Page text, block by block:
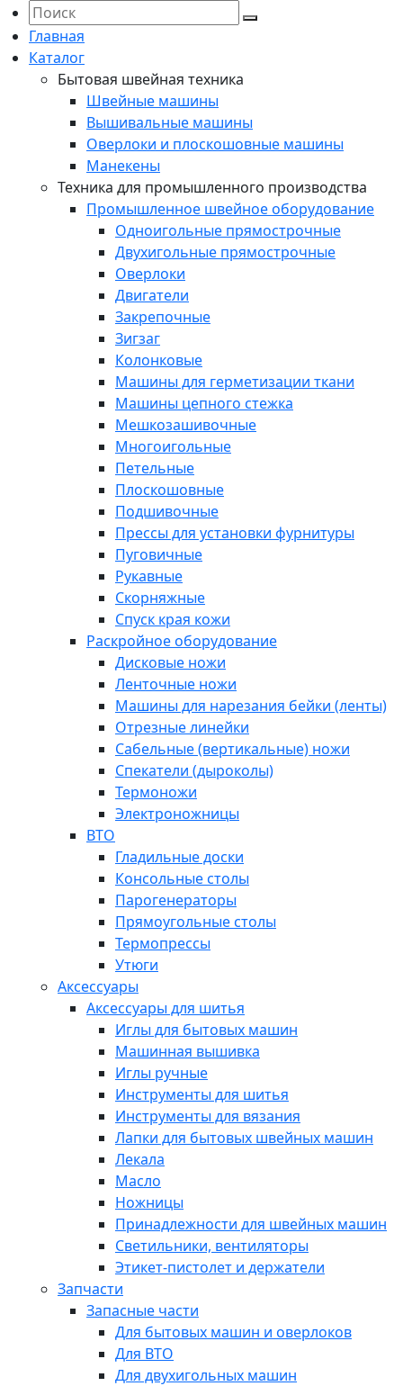
Главная
Каталог
Бытовая швейная техника
Швейные машины
Вышивальные машины
Оверлоки и плоскошовные машины
Манекены
Техника для промышленного производства
Промышленное швейное оборудование
Одноигольные прямострочные
Двухигольные прямострочные
Оверлоки
Двигатели
Закрепочные
Зигзаг
Колонковые
Машины для герметизации ткани
Машины цепного стежка
Мешкозашивочные
Многоигольные
Петельные
Плоскошовные
Подшивочные
Прессы для установки фурнитуры
Пуговичные
Рукавные
Скорняжные
Спуск края кожи
Раскройное оборудование
Дисковые ножи
Ленточные ножи
Машины для нарезания бейки (ленты)
Отрезные линейки
Сабельные (вертикальные) ножи
Спекатели (дыроколы)
Термоножи
Электроножницы
ВТО
Гладильные доски
Консольные столы
Парогенераторы
Прямоугольные столы
Термопрессы
Утюги
Аксессуары
Аксессуары для шитья
Иглы для бытовых машин
Машинная вышивка
Иглы ручные
Инструменты для шитья
Инструменты для вязания
Лапки для бытовых швейных машин
Лекала
Масло
Ножницы
Принадлежности для швейных машин
Светильники, вентиляторы
Этикет-пистолет и держатели
Запчасти
Запасные части
Для бытовых машин и оверлоков
Для ВТО
Для двухигольных машин